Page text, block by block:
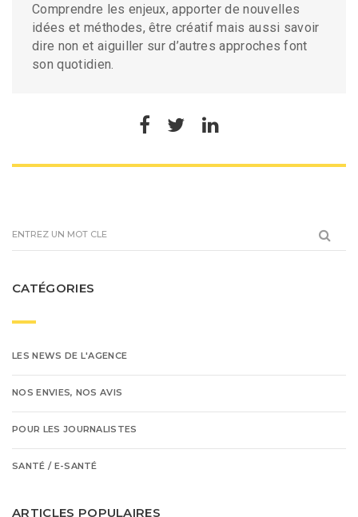
Comprendre les enjeux, apporter de nouvelles
idées et méthodes, être créatif mais aussi savoir
dire non et aiguiller sur d’autres approches font
son quotidien.
CATÉGORIES
LES NEWS DE L'AGENCE
NOS ENVIES, NOS AVIS
POUR LES JOURNALISTES
SANTÉ / E-SANTÉ
ARTICLES POPULAIRES